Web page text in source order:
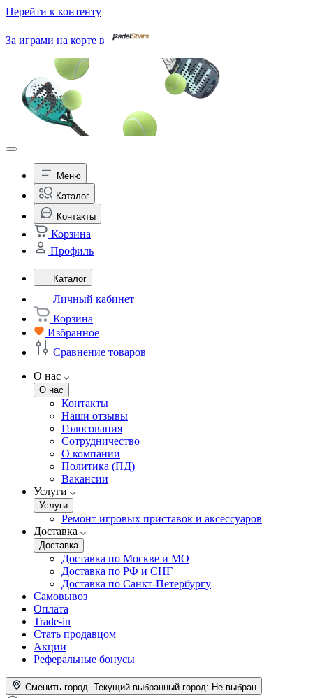
Перейти к контенту
За играми на корте в
Меню
Каталог
Контакты
Корзина
Профиль
Каталог
Личный кабинет
Корзина
Избранное
Сравнение товаров
О нас
О нас
Контакты
Наши отзывы
Голосования
Сотрудничество
О компании
Политика (ПД)
Вакансии
Услуги
Услуги
Ремонт игровых приставок и аксессуаров
Доставка
Доставка
Доставка по Москве и МО
Доставка по РФ и СНГ
Доставка по Санкт-Петербургу
Самовывоз
Оплата
Trade-in
Стать продавцом
Акции
Реферальные бонусы
Сменить город. Текущий выбранный город: Не выбран